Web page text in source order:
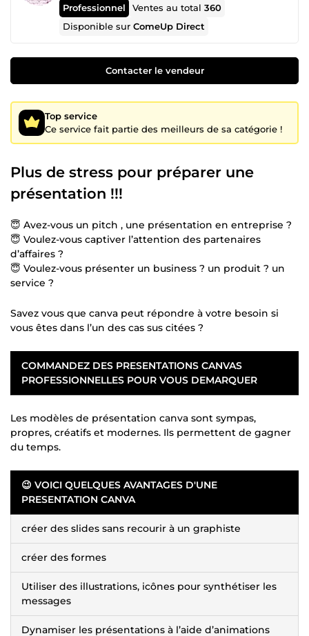
Professionnel Ventes au total360
Disponible surComeUp Direct
Contacter le vendeur
Top service
Ce service fait partie des meilleurs de sa catégorie !
Plus de stress pour préparer une
présentation !!!
😇 Avez-vous un pitch , une présentation en entreprise ?
😇 Voulez-vous captiver l’attention des partenaires
d’affaires ?
😇 Voulez-vous présenter un business ? un produit ? un
service ?
Savez vous que canva peut répondre à votre besoin si
vous êtes dans l’un des cas sus citées ?
COMMANDEZ DES PRESENTATIONS CANVAS
PROFESSIONNELLES POUR VOUS DEMARQUER
Les modèles de présentation canva sont sympas,
propres, créatifs et modernes. Ils permettent de gagner
du temps.
😉 VOICI QUELQUES AVANTAGES D'UNE
PRESENTATION CANVA
créer des slides sans recourir à un graphiste
créer des formes
Utiliser des illustrations, icônes pour synthétiser les
messages
Dynamiser les présentations à l’aide d’animations